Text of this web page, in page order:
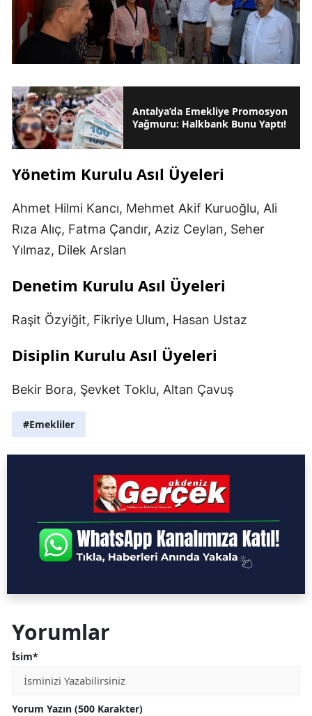
Antalya’da Emekliye Promosyon
Yağmuru: Halkbank Bunu Yaptı!
Yönetim Kurulu Asıl Üyeleri
Ahmet Hilmi Kancı, Mehmet Akif Kuruoğlu, Ali
Rıza Alıç, Fatma Çandır, Aziz Ceylan, Seher
Yılmaz, Dilek Arslan
Denetim Kurulu Asıl Üyeleri
Raşit Özyiğit, Fikriye Ulum, Hasan Ustaz
Disiplin Kurulu Asıl Üyeleri
Bekir Bora, Şevket Toklu, Altan Çavuş
#Emekliler
Yorumlar
İsim*
Yorum Yazın (500 Karakter)